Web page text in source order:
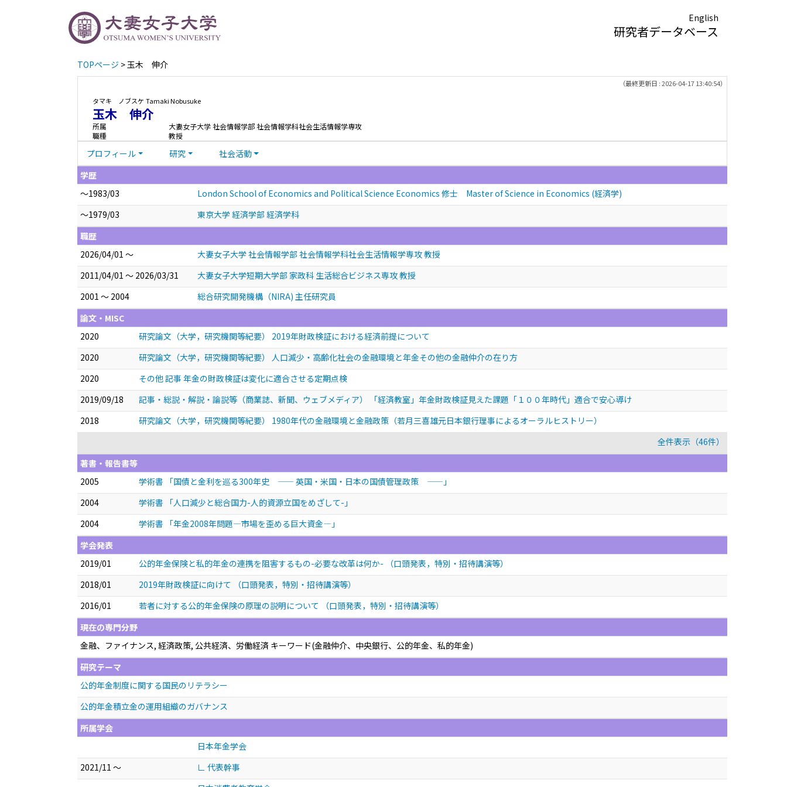
English
研究者データベース
TOPページ > 玉木 伸介
（最終更新日 : 2026-04-17 13:40:54）
タマキ ノブスケ Tamaki Nobusuke
玉木 伸介
所属
大妻女子大学 社会情報学部 社会情報学科社会生活情報学専攻
職種
教授
プロフィール 研究
社会活動
学歴
～1983/03
London School of Economics and Political Science Economics 修士 Master of Science in Economics (経済学)
～1979/03
東京大学 経済学部 経済学科
職歴
2026/04/01 ～
大妻女子大学 社会情報学部 社会情報学科社会生活情報学専攻 教授
2011/04/01 ～ 2026/03/31
大妻女子大学短期大学部 家政科 生活総合ビジネス専攻 教授
2001 ～ 2004
総合研究開発機構（NIRA) 主任研究員
論文・MISC
2020
研究論文（大学，研究機関等紀要） 2019年財政検証における経済前提について
2020
研究論文（大学，研究機関等紀要） 人口減少・高齢化社会の金融環境と年金その他の金融仲介の在り方
2020
その他 記事 年金の財政検証は変化に適合させる定期点検
2019/09/18
記事・総説・解説・論説等（商業誌、新聞、ウェブメディア） 「経済教室」年金財政検証見えた課題「１００年時代」適合で安心導け
2018
研究論文（大学，研究機関等紀要） 1980年代の金融環境と金融政策（若月三喜雄元日本銀行理事によるオーラルヒストリー）
全件表示（46件）
著書・報告書等
2005
学術書 「国債と金利を巡る300年史 —— 英国・米国・日本の国債管理政策 ——」
2004
学術書 「人口減少と総合国力-人的資源立国をめざして-」
2004
学術書 「年金2008年問題—市場を歪める巨大資金—」
学会発表
2019/01
公的年金保険と私的年金の連携を阻害するもの-必要な改革は何か-
（口頭発表，特別・招待講演等）
2018/01
2019年財政検証に向けて
（口頭発表，特別・招待講演等）
2016/01
若者に対する公的年金保険の原理の説明について
（口頭発表，特別・招待講演等）
現在の専門分野
金融、ファイナンス, 経済政策, 公共経済、労働経済 キーワード(金融仲介、中央銀行、公的年金、私的年金)
研究テーマ
公的年金制度に関する国民のリテラシー
公的年金積立金の運用組織のガバナンス
所属学会
日本年金学会
2021/11 ～
∟ 代表幹事